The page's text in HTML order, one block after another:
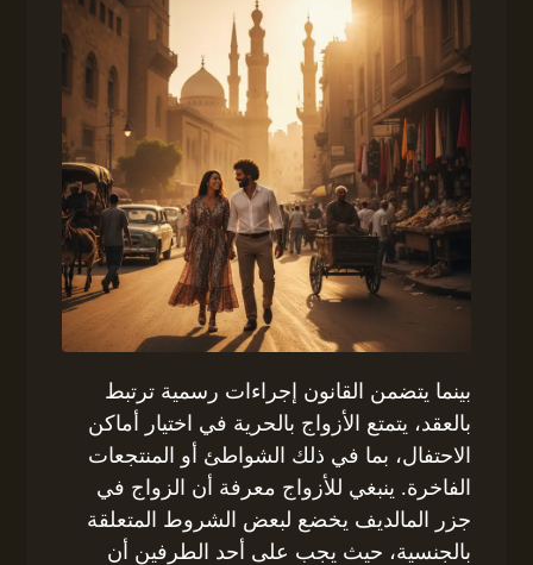
بينما يتضمن القانون إجراءات رسمية ترتبط
بالعقد، يتمتع الأزواج بالحرية في اختيار أماكن
الاحتفال، بما في ذلك الشواطئ أو المنتجعات
الفاخرة. ينبغي للأزواج معرفة أن الزواج في
جزر المالديف يخضع لبعض الشروط المتعلقة
بالجنسية، حيث يجب على أحد الطرفين أن